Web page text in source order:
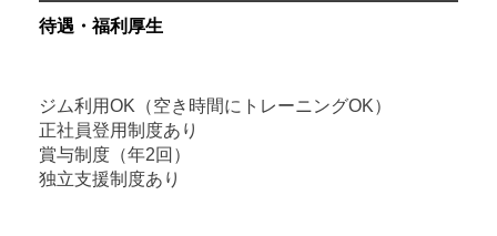
待遇・福利厚生
ジム利用OK（空き時間にトレーニングOK）
正社員登用制度あり
賞与制度（年2回）
独立支援制度あり